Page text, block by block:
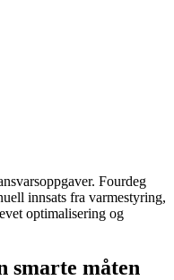
Fourdeg
innsats fra varmestyring,
optimalisering og
smarte måten